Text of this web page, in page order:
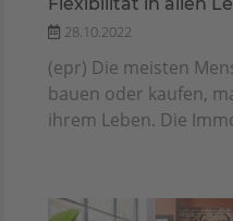
28.10.2022
(epr) Die meisten
bauen oder kaufen,
ihrem Leben. Die